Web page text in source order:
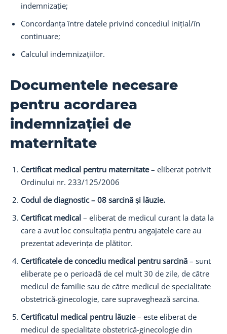
indemnizație;
Concordanța între datele privind concediul inițial/în
continuare;
Calculul indemnizațiilor.
Documentele necesare
pentru acordarea
indemnizației de
maternitate
Certificat medical pentru maternitate– eliberat potrivit
Ordinului nr. 233/125/2006
Codul de diagnostic – 08 sarcină și lăuzie.
Certificat medical – eliberat de medicul curant la data la
care a avut loc consultația pentru angajatele care au
prezentat adeverința de plătitor.
Certificatele de concediu medical pentru sarcină – sunt
eliberate pe o perioadă de cel mult 30 de zile, de către
medicul de familie sau de către medicul de specialitate
obstetrică-ginecologie, care supraveghează sarcina.
Certificatul medical pentru lăuzie– este eliberat de
medicul de specialitate obstetrică-ginecologie din